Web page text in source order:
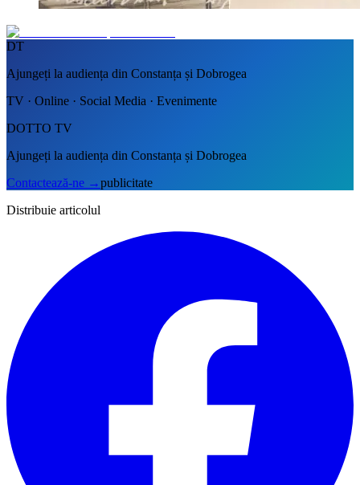
DT
Ajungeți la audiența din Constanța și Dobrogea
TV · Online · Social Media · Evenimente
DOTTO TV
Ajungeți la audiența din Constanța și Dobrogea
Contactează-ne →publicitate
Distribuie articolul